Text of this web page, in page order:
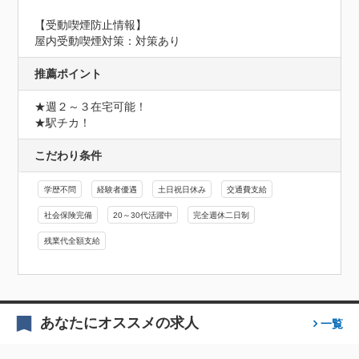
【受動喫煙防止情報】
屋内受動喫煙対策：対策あり
推薦ポイント
★週２～３在宅可能！
★駅チカ！
こだわり条件
学歴不問 経験者優遇 土日祝日休み 交通費支給
社会保険完備 20～30代活躍中 完全週休二日制
残業代全額支給
あなたにオススメの求人 一覧